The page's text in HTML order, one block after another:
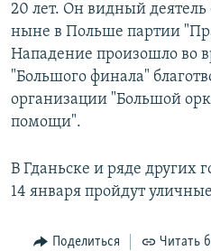
20 лет. Он видный
ныне в Польше партии
Нападение произошло во
"Большого финала"
организации "Большой
помощи".
В Гданьске и ряде других
14 января пройдут
Поделиться Читать